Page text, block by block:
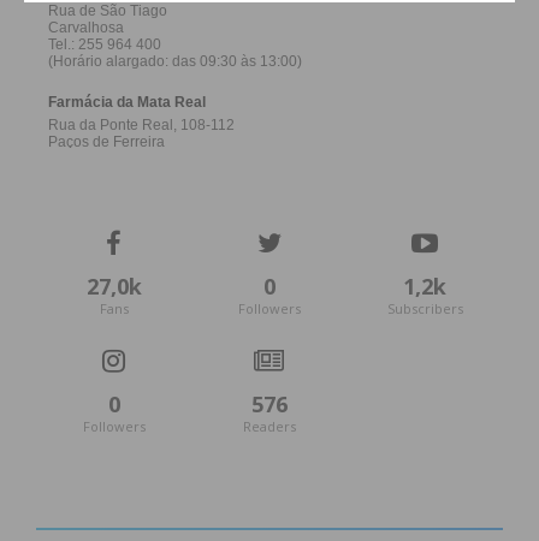
27,0k
Fans
0
Followers
1,2k
Subscribers
0
Followers
576
Readers